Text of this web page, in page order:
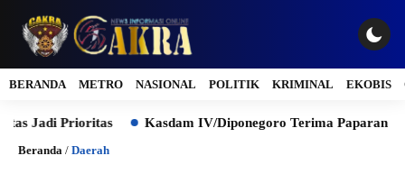
BERANDA METRO NASIONAL POLITIK KRIMINAL EKOBIS
Prioritas Kasdam IV/Diponegoro Terima Paparan Kesiapan
Beranda / Daerah